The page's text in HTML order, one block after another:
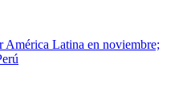
Latina en noviembre;